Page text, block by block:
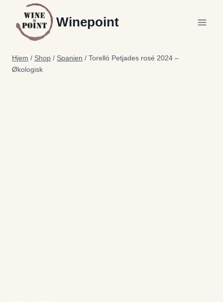
Fortsæt
indhold
Winepoint
Hjem / Shop / Spanien / Torelló Petjades rosé 2024 –
Økologisk